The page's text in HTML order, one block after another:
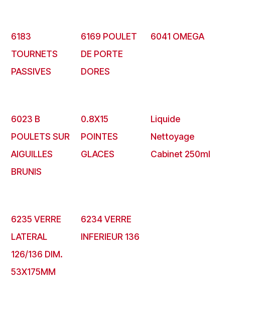
6183
TOURNETS
PASSIVES
6169 POULET
DE PORTE
DORES
6041 OMEGA
6023 B
POULETS SUR
AIGUILLES
BRUNIS
0.8X15
POINTES
GLACES
Liquide
Nettoyage
Cabinet 250ml
6235 VERRE
LATERAL
126/136 DIM.
53X175MM
6234 VERRE
INFERIEUR 136